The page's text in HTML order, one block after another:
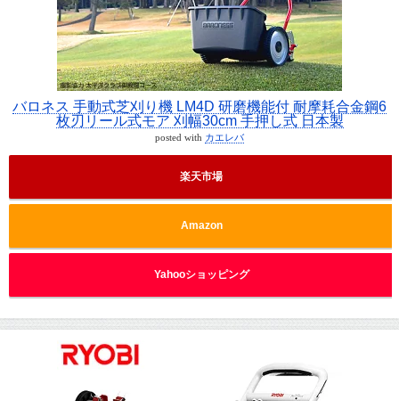
バロネス 手動式芝刈り機 LM4D 研磨機能付 耐摩耗合金鋼6
枚刃リール式モア 刈幅30cm 手押し式 日本製
posted with カエレバ
楽天市場
Amazon
Yahooショッピング